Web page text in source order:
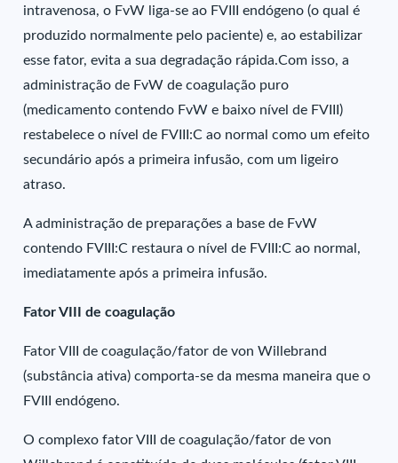
intravenosa, o FvW liga-se ao FVIII endógeno (o qual é
produzido normalmente pelo paciente) e, ao estabilizar
esse fator, evita a sua degradação rápida.Com isso, a
administração de FvW de coagulação puro
(medicamento contendo FvW e baixo nível de FVIII)
restabelece o nível de FVIII:C ao normal como um efeito
secundário após a primeira infusão, com um ligeiro
atraso.
A administração de preparações a base de FvW
contendo FVIII:C restaura o nível de FVIII:C ao normal,
imediatamente após a primeira infusão.
Fator VIII de coagulação
Fator VIII de coagulação/fator de von Willebrand
(substância ativa) comporta-se da mesma maneira que o
FVIII endógeno.
O complexo fator VIII de coagulação/fator de von